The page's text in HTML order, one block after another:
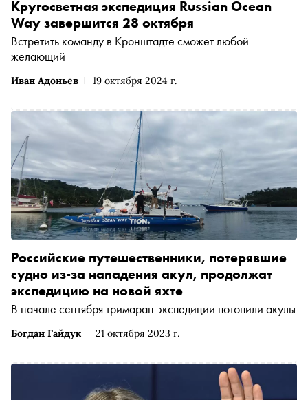
Иван Адоньев 19 октября 2024 г.
Кругосветная экспедиция Russian Ocean
Way завершится 28 октября
Встретить команду в Кронштадте сможет любой
желающий
Богдан Гайдук 21 октября 2023 г.
Российские путешественники, потерявшие
судно из-за нападения акул, продолжат
экспедицию на новой яхте
В начале сентября тримаран экспедиции потопили акулы